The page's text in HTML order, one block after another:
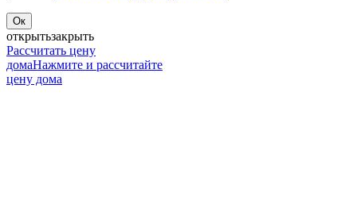
Ок
открытьзакрыть
Рассчитать цену
домаНажмите и рассчитайте
цену дома